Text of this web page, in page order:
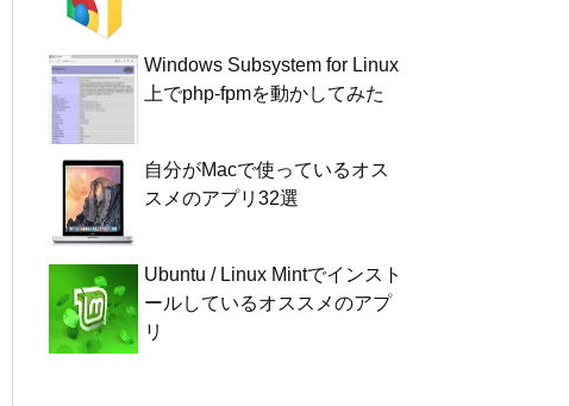
Windows Subsystem for Linux
上でphp-fpmを動かしてみた
自分がMacで使っているオス
スメのアプリ32選
Ubuntu / Linux Mintでインスト
ールしているオススメのアプ
リ